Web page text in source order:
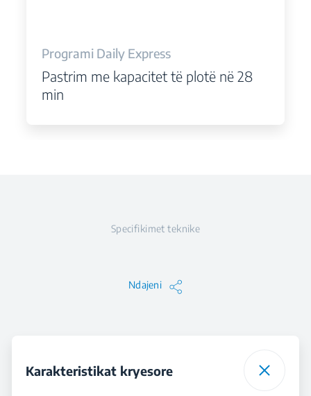
Programi Daily Express
Pastrim me kapacitet të plotë në 28
min
Specifikimet teknike
Ndajeni
Karakteristikat kryesore